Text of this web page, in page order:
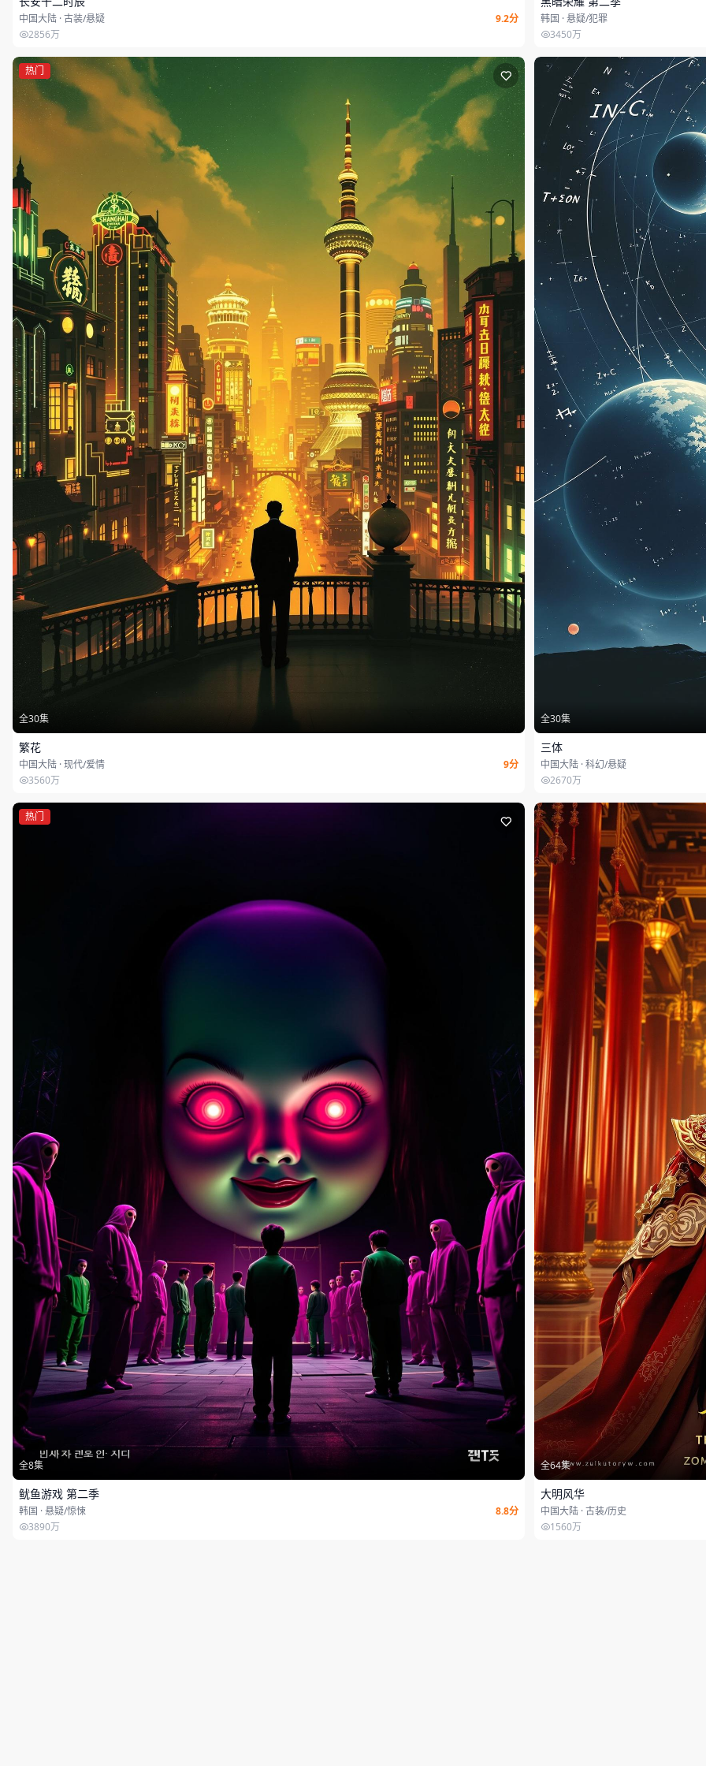
中国大陆 · 古装/悬疑
9.2分
2856万
韩国 · 悬疑/犯罪
3450万
热门
全30集
繁花
中国大陆 · 现代/爱情
9分
3560万
全30集
三体
中国大陆 · 科幻/悬疑
2670万
热门
全8集
鱿鱼游戏 第二季
韩国 · 悬疑/惊悚
8.8分
3890万
全64集
大明风华
中国大陆 · 古装/历史
1560万